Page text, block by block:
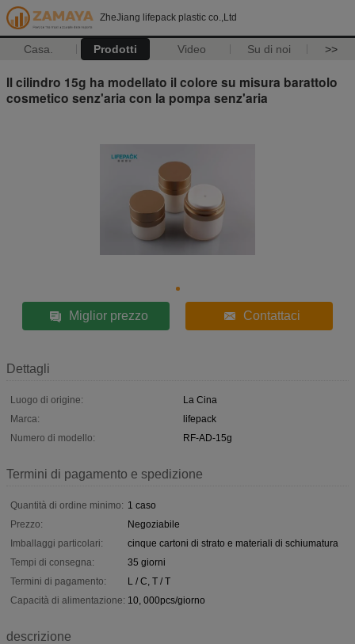
ZheJiang lifepack plastic co.,Ltd
Casa. Prodotti Video Su di noi >>
Il cilindro 15g ha modellato il colore su misura barattolo
cosmetico senz'aria con la pompa senz'aria
Miglior prezzo Contattaci
Dettagli
Luogo di origine:
La Cina
Marca:
lifepack
Numero di modello:
RF-AD-15g
Termini di pagamento e spedizione
Quantità di ordine minimo: 1 caso
Prezzo:
Negoziabile
Imballaggi particolari:
cinque cartoni di strato e materiali di schiumatura
Tempi di consegna:
35 giorni
Termini di pagamento:
L / C, T / T
Capacità di alimentazione: 10, 000pcs/giorno
descrizione